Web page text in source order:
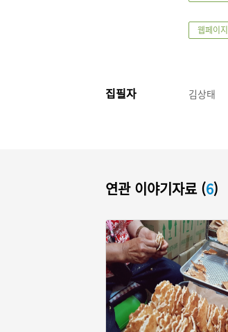
웹페이지
집필자 김상태
연관 이야기자료 (6)